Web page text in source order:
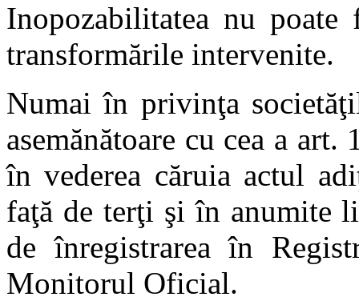
Inopozabilitatea nu
transformările intervenite.
Numai în privinţa
asemănătoare cu cea a
în vederea căruia actul
faţă de terţi şi în anumite
de înregistrarea în
Monitorul Oficial.